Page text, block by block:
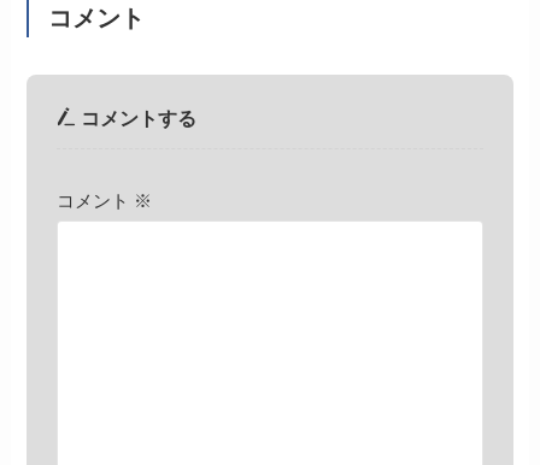
コメント
コメントする
コメント ※